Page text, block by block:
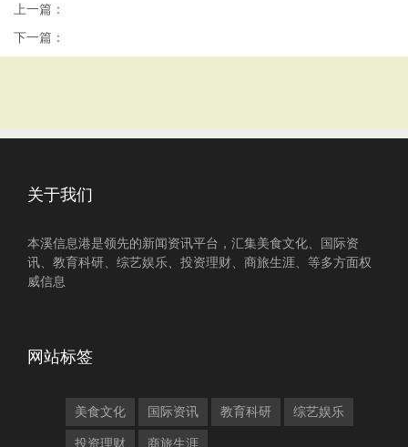
上一篇：
下一篇：
关于我们
本溪信息港是领先的新闻资讯平台，汇集美食文化、国际资
讯、教育科研、综艺娱乐、投资理财、商旅生涯、等多方面权
威信息
网站标签
美食文化 国际资讯 教育科研 综艺娱乐
投资理财 商旅生涯